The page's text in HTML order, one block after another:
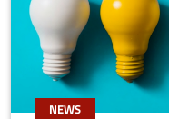
NEWS